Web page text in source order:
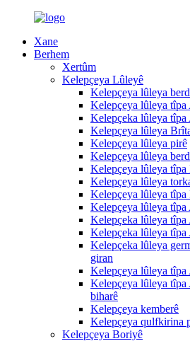
Xane
Berhem
Xertûm
Kelepçeya Lûleyê
Kelepçeya lûleya
Kelepçeya lûleya
Kelepçeka lûleya
Kelepçeya lûleya
Kelepçeya lûleya pirê
Kelepçeya lûleya
Kelepçeya lûleya
Kelepçeya lûleya
Kelepçeya lûleya
Kelepçeya lûleya
Kelepçeka lûleya
Kelepçeka lûleya
Kelepçeka lûleya
giran
Kelepçeya lûleya
Kelepçeya lûleya
biharê
Kelepçeya kemberê
Kelepçeya qulfkirina
Kelepçeya Boriyê